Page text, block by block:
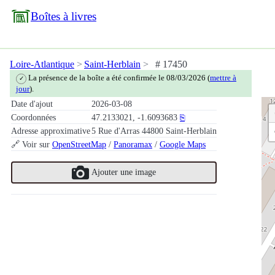
Boîtes à livres
Loire-Atlantique Saint-Herblain # 17450
✓ La présence de la boîte a été confirmée le 08/03/2026 (mettre à
jour).
Date d'ajout
2026-03-08
Coordonnées
47.2133021, -1.6093683 ⎘
Adresse approximative5 Rue d'Arras 44800 Saint-Herblain
🔗 Voir sur OpenStreetMap / Panoramax / Google Maps
Ajouter une image